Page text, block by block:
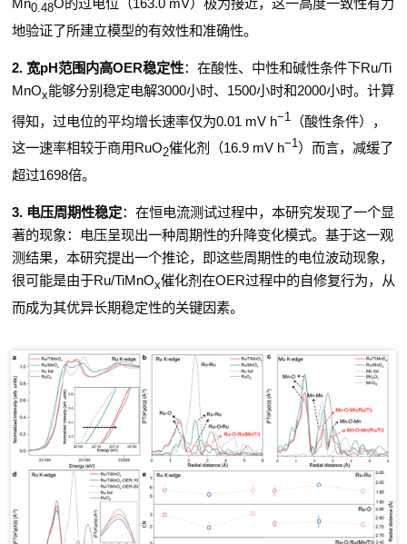
Mn0.48O的过电位（163.0 mV）极为接近，这一高度一致性有力
地验证了所建立模型的有效性和准确性。
2. 宽pH范围内高OER稳定性： 在酸性、中性和碱性条件下Ru/Ti
MnOx能够分别稳定电解3000小时、 1500小时和2000小时。计算
得知，过电位的平均增长速率仅为0.01 mV h−1 （酸性条件），
这一速率相较于商用RuO2催化剂（16.9 mV h−1）而言，减缓了
超过1698倍。
3. 电压周期性稳定： 在恒电流测试过程中，本研究发现了一个显
著的现象：电压呈现出一种周期性的升降变化模式。基于这一观
测结果，本研究提出一个推论，即这些周期性的电位波动现象，
很可能是由于Ru/TiMnOx催化剂在OER过程中的自修复行为，从
而成为其优异长期稳定性的关键因素。